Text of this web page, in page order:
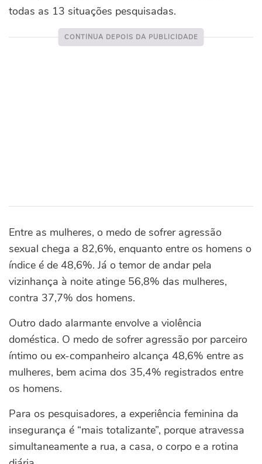
todas as 13 situações pesquisadas.
Entre as mulheres, o medo de sofrer agressão
sexual chega a 82,6%, enquanto entre os homens o
índice é de 48,6%. Já o temor de andar pela
vizinhança à noite atinge 56,8% das mulheres,
contra 37,7% dos homens.
Outro dado alarmante envolve a violência
doméstica. O medo de sofrer agressão por parceiro
íntimo ou ex-companheiro alcança 48,6% entre as
mulheres, bem acima dos 35,4% registrados entre
os homens.
Para os pesquisadores, a experiência feminina da
insegurança é “mais totalizante”, porque atravessa
simultaneamente a rua, a casa, o corpo e a rotina